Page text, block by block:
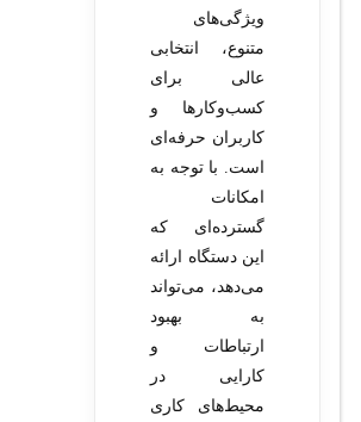
ویژگی‌های
متنوع، انتخابی
عالی برای
کسب‌وکارها و
کاربران حرفه‌ای
است. با توجه به
امکانات
گسترده‌ای که
این دستگاه ارائه
می‌دهد، می‌تواند
به بهبود
ارتباطات و
کارایی در
محیط‌های کاری